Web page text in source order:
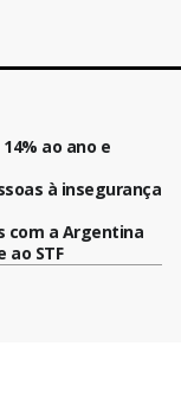
ao ano e
à insegurança
com a Argentina
ao STF